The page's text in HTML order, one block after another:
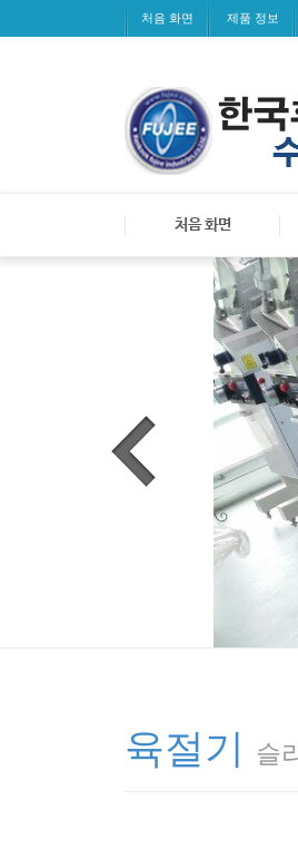
처음 화면 제품 정보
처음 화면
육절기 슬